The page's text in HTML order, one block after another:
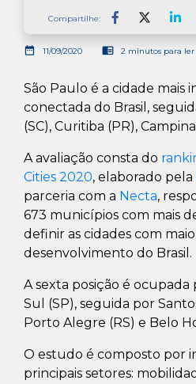
Compartilhe:
Facebook
date_range 11/09/2020 chrome_reader_mode 2 minutos para ler
São Paulo é a cidade mais
conectada do Brasil,
(SC), Curitiba (PR),
A avaliação consta do
Cities 2020, elaborado pela
parceria com a Necta,
673 municípios com mais
definir as cidades com
desenvolvimento do Brasil.
A sexta posição é ocupada
Sul (SP), seguida por
Porto Alegre (RS) e Belo
O estudo é composto por
principais setores: